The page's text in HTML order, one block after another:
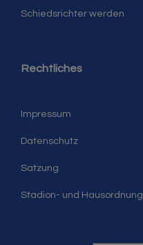
Schiedsrichter werden
Rechtliches
Impressum
Datenschutz
Satzung
Stadion- und Hausordnung